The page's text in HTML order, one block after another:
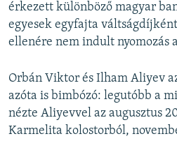
érkezett különböző magyar
egyesek egyfajta
ellenére nem indult nyomozás
Orbán Viktor és Ilham Aliyev
azóta is bimbózó: legutóbb a
nézte Aliyevvel az augusztus
Karmelita kolostorból,